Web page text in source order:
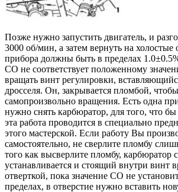
Позже нужно запустить двигатель, и
3000 об/мин, а затем вернуть на
прибора должны быть в пределах
СО не соответствует положенному
вращать винт регулировки,
дросселя. Он, закрывается пломбой,
самопроизвольно вращения. Есть одна
нужно снять карбюратор, для того, что
эта работа проводится в специально
этого мастерской. Если работу Вы
самостоятельно, не сверлите пломбу
того как высверлите пломбу, карбюратор
устанавливается и стоящий внутри винт
отверткой, пока значение СО не
пределах, в отверстие нужно вставить